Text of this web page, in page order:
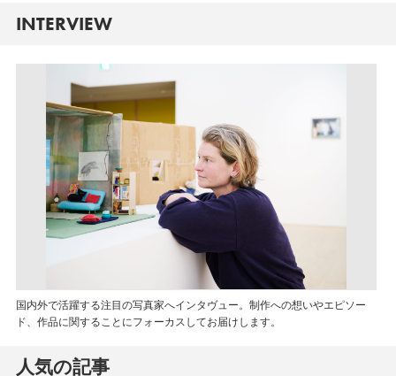
INTERVIEW
国内外で活躍する注目の写真家へインタヴュー。制作への想いやエピソー
ド、作品に関することにフォーカスしてお届けします。
人気の記事